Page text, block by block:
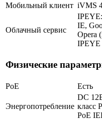
Мобильный клиент iVMS
Облачный сервис
IPEYE:
IE,
Opera
IPEYE
Физические
PoE Есть
Энергопотребление
DC
класс
PoE